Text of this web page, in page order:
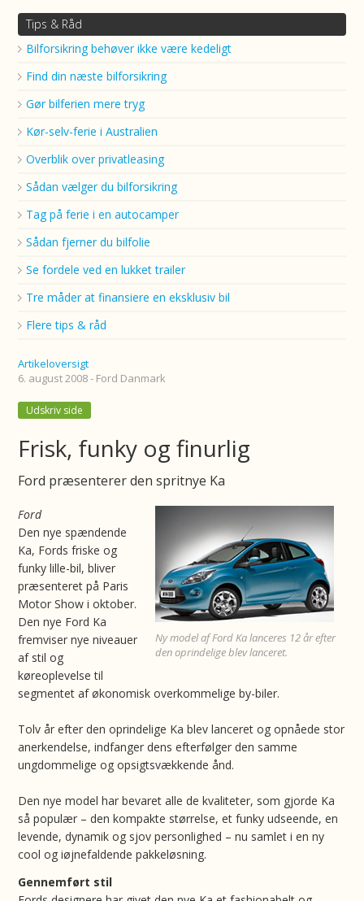
Tips & Råd
Bilforsikring behøver ikke være kedeligt
Find din næste bilforsikring
Gør bilferien mere tryg
Kør-selv-ferie i Australien
Overblik over privatleasing
Sådan vælger du bilforsikring
Tag på ferie i en autocamper
Sådan fjerner du bilfolie
Se fordele ved en lukket trailer
Tre måder at finansiere en eksklusiv bil
Flere tips & råd
Artikeloversigt
6. august 2008 - Ford Danmark
Udskriv side
Frisk, funky og finurlig
Ford præsenterer den spritnye Ka
Ny model af Ford Ka lanceres 12 år efter
den oprindelige blev lanceret.
Ford
Den nye spændende
Ka, Fords friske og
funky lille-bil, bliver
præsenteret på Paris
Motor Show i oktober.
Den nye Ford Ka
fremviser nye niveauer
af stil og
køreoplevelse til
segmentet af økonomisk overkommelige by-biler.
Tolv år efter den oprindelige Ka blev lanceret og opnåede stor
anerkendelse, indfanger dens efterfølger den samme
ungdommelige og opsigtsvækkende ånd.
Den nye model har bevaret alle de kvaliteter, som gjorde Ka
så populær – den kompakte størrelse, et funky udseende, en
levende, dynamik og sjov personlighed – nu samlet i en ny
cool og iøjnefaldende pakkeløsning.
Gennemført stil